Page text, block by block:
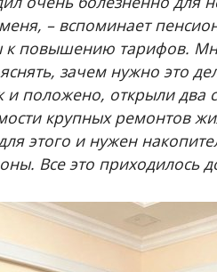
– вспоминает
к повышению тарифов.
зачем нужно это
и положено, открыли два
крупных ремонтов
этого и нужен
Все это приходилось